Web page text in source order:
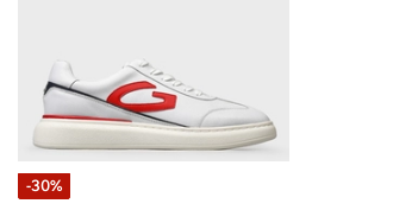
-30%